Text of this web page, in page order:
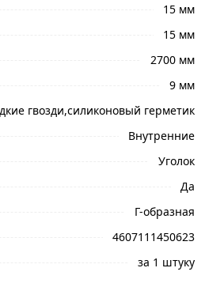
характеристиками,
товаре, чтобы сделать
обработают заказ и
условий доставки
мм Белый уже много лет
декоративным профилем.
и защиты стыков на
15 мм
15 мм
2700 мм
9 мм
гвозди,силиконовый герметик
Внутренние
Уголок
Да
Г-образная
4607111450623
за 1 штуку